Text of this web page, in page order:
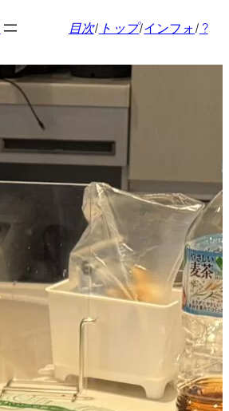
目次/ トップ/インフォ/ ?